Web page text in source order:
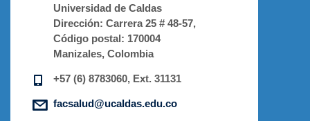
Universidad de Caldas
Dirección: Carrera 25 # 48-57,
Código postal: 170004
Manizales, Colombia
+57 (6) 8783060, Ext. 31131
facsalud@ucaldas.edu.co